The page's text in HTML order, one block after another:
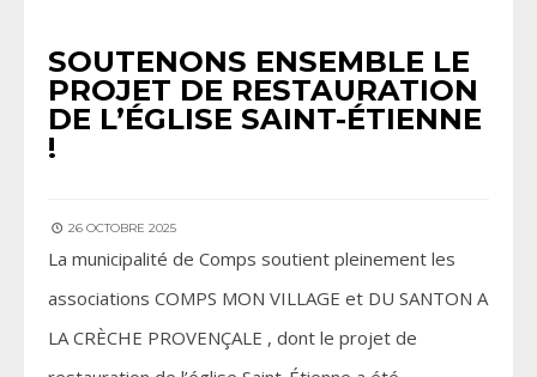
SOUTENONS ENSEMBLE LE
PROJET DE RESTAURATION
DE L’ÉGLISE SAINT-ÉTIENNE
!
26 OCTOBRE 2025
La municipalité de Comps soutient pleinement les
associations COMPS MON VILLAGE et DU SANTON A
LA CRÈCHE PROVENÇALE , dont le projet de